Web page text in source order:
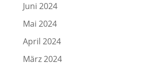
Juni 2024
Mai 2024
April 2024
März 2024